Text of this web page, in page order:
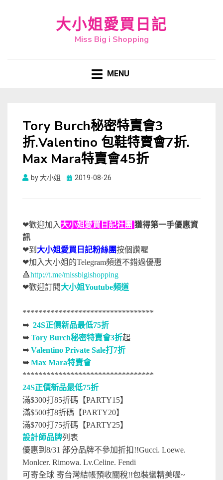
大小姐愛買日記
Miss Big i Shopping
MENU
Tory Burch秘密特賣會3
折.Valentino 包鞋特賣會7折.
Max Mara特賣會45折
by大小姐
Posted
2019-08-26
❤歡迎加入 大小姐愛買日記社團 獲得第一手優惠資
訊
❤到 大小姐愛買日記粉絲團按個讚喔
❤加入大小姐的Telegram頻道不錯過優惠
🔺http://t.me/missbigishopping
❤歡迎訂閱大小姐Youtube頻道
*********************************
➥ 24S正價新品最低75折
➥Tory Burch秘密特賣會3折起
➥Valentino Private Sale打7折
➥Max Mara特賣會
*********************************
24S正價新品最低75折
滿$300打85折碼【PARTY15】
滿$500打8折碼【PARTY20】
滿$700打75折碼【PARTY25】
設計師品牌列表
優惠到8/31 部分品牌不參加折扣!!Gucci. Loewe.
Monlcer. Rimowa. Lv.Celine. Fendi
可寄全球 寄台灣結帳預收關稅!!包裝蠻精美喔~